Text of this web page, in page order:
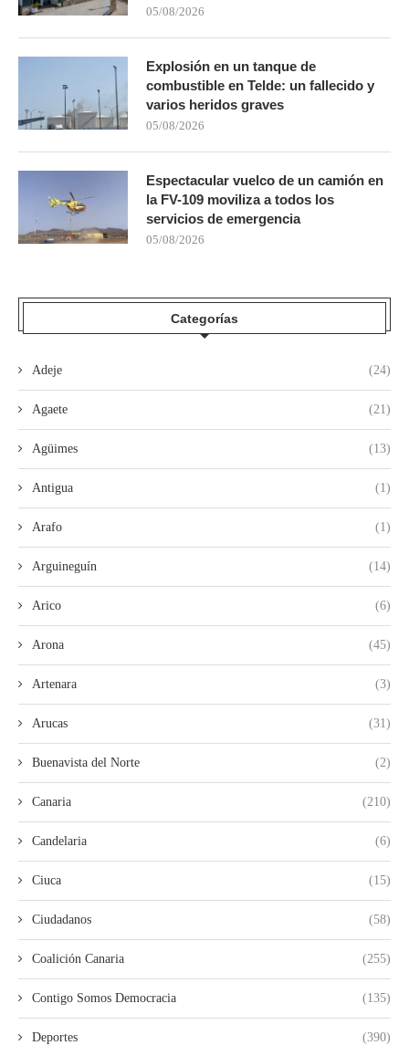
05/08/2026
Explosión en un tanque de
combustible en Telde: un fallecido y
varios heridos graves
05/08/2026
Espectacular vuelco de un camión en
la FV-109 moviliza a todos los
servicios de emergencia
05/08/2026
Categorías
Adeje (24)
Agaete (21)
Agüimes (13)
Antigua (1)
Arafo (1)
Arguineguín (14)
Arico (6)
Arona (45)
Artenara (3)
Arucas (31)
Buenavista del Norte (2)
Canaria (210)
Candelaria (6)
Ciuca (15)
Ciudadanos (58)
Coalición Canaria (255)
Contigo Somos Democracia (135)
Deportes (390)